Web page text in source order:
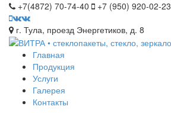
+7(4872) 70-74-40 +7 (950) 920-02-23
г. Тула, проезд Энергетиков, д. 8
Главная
Продукция
Услуги
Галерея
Контакты